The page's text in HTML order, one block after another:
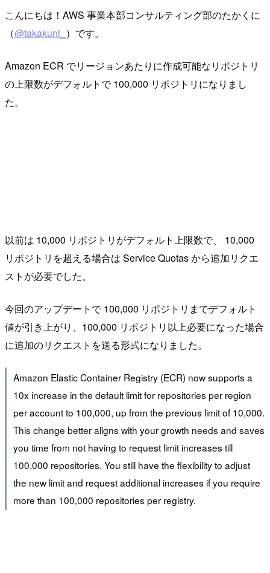
こんにちは！AWS 事業本部コンサルティング部のたかくに
（@takakuni_ ）です。
Amazon ECR でリージョンあたりに作成可能なリポジトリ
の上限数がデフォルトで 100,000 リポジトリになりまし
た。
以前は 10,000 リポジトリがデフォルト上限数で、 10,000
リポジトリを超える場合は Service Quotas から追加リクエ
ストが必要でした。
今回のアップデートで 100,000 リポジトリまでデフォルト
値が引き上がり、100,000 リポジトリ以上必要になった場合
に追加のリクエストを送る形式になりました。
Amazon Elastic Container Registry (ECR) now supports a
10x increase in the default limit for repositories per region
per account to 100,000, up from the previous limit of 10,000.
This change better aligns with your growth needs and saves
you time from not having to request limit increases till
100,000 repositories. You still have the flexibility to adjust
the new limit and request additional increases if you require
more than 100,000 repositories per registry.